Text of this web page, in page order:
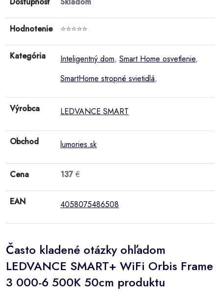
Hodnotenie ⭐⭐⭐⭐⭐
Kategória Inteligentný dom, Smart Home osvetlenie,
SmartHome stropné svietidlá,
Výrobca LEDVANCE SMART
Obchod lumories.sk
Cena 137 €
EAN 4058075486508
Často kladené otázky ohľadom
LEDVANCE SMART+ WiFi Orbis Frame
3 000-6 500K 50cm produktu